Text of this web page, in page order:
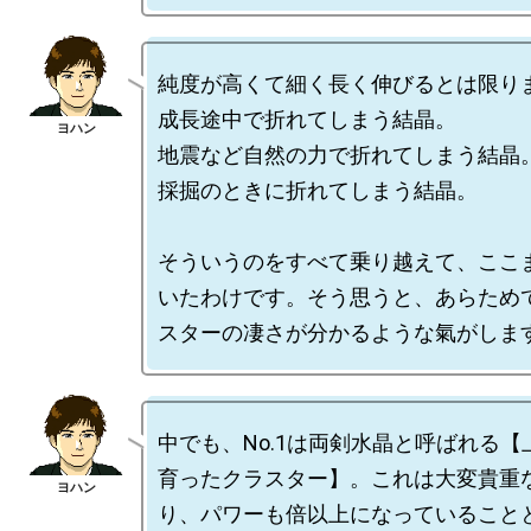
純度が高くて細く長く伸びるとは限り
成長途中で折れてしまう結晶。
地震など自然の力で折れてしまう結晶
採掘のときに折れてしまう結晶。
そういうのをすべて乗り越えて、ここ
いたわけです。そう思うと、あらため
中でも、No.1は両剣水晶と呼ばれる【
育ったクラスター】。これは大変貴重
り、パワーも倍以上になっていること